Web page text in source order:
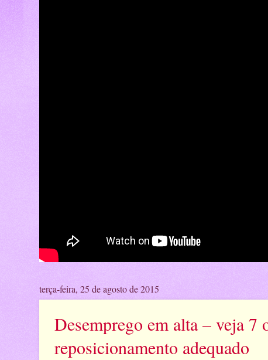
terça-feira, 25 de agosto de 2015
Desemprego em alta – veja 7
reposicionamento adequado